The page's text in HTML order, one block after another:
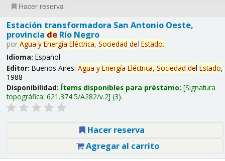
Hacer reserva
Estación transformadora San Antonio Oeste,
provincia deRío Negro
por Agua y Energía Eléctrica, Sociedad del Estado.
Idioma: Español
Editor: Buenos Aires: Agua y Energía Eléctrica, Sociedad del Estado,
1988
Disponibilidad: Ítems disponibles para préstamo: Signatura
topográfica: 621.374.5/A282/v.2 (3).
Hacer reserva
Agregar al carrito